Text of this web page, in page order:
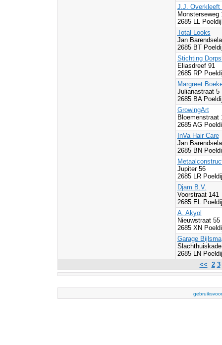
J.J. Overkleeft
Monsterseweg
2685 LL
Total Looks
Jan
2685 BT
Stichting
Eliasdreef 91
2685 RP
Margreet
Julianastraat 5
2685 BA
GrowingArt
Bloemenstraat
2685 AG
InVa Hair Care
Jan
2685 BN
Jupiter 56
2685 LR
Djam B.V.
Voorstraat 141
2685 EL
A. Akyol
Nieuwstraat 55
2685 XN
Garage Bijlsma
2685 LN
<< 2 3